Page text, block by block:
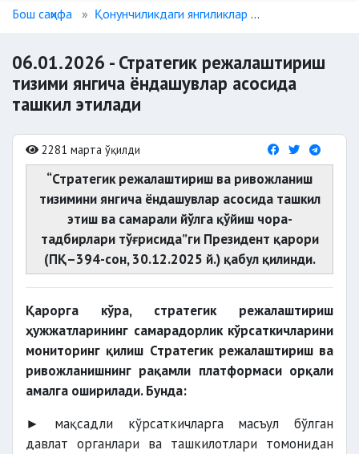
Бош саҳифа Қонунчиликдаги янгиликлар
06.01.2026 - Стратегик режалаштириш
тизими янгича ёндашувлар асосида
ташкил этилади
2281 марта ўқилди
“Стратегик режалаштириш ва ривожланиш
тизимини янгича ёндашувлар асосида ташкил
этиш ва самарали йўлга қўйиш чора-
тадбирлари тўғрисида”ги Президент қарори
(ПҚ–394-сон, 30.12.2025 й.) қабул қилинди.
Қарорга кўра, стратегик режалаштириш
ҳужжатларининг самарадорлик кўрсаткичларини
мониторинг қилиш Стратегик режалаштириш ва
ривожланишнинг рақамли платформаси орқали
амалга оширилади. Бунда:
► мақсадли кўрсаткичларга масъул бўлган
давлат органлари ва ташкилотлари томонидан